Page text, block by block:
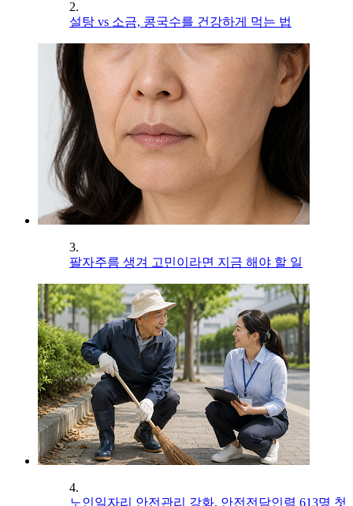
2.
설탕 vs 소금, 콩국수를 건강하게 먹는 법
3.
팔자주름 생겨 고민이라면 지금 해야 할 일
4.
노인일자리 안전관리 강화, 안전전담인력 613명 첫